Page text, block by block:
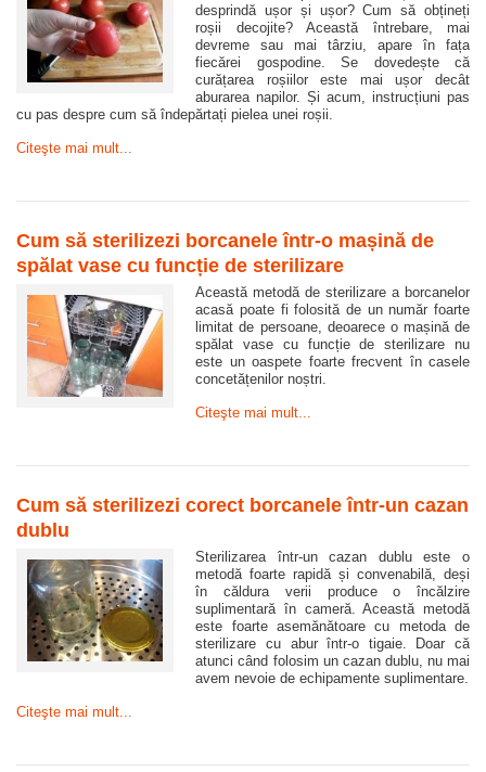
desprindă ușor și ușor? Cum să obțineți
roșii decojite? Această întrebare, mai
devreme sau mai târziu, apare în fața
fiecărei gospodine. Se dovedește că
curățarea roșiilor este mai ușor decât
aburarea napilor. Și acum, instrucțiuni pas
cu pas despre cum să îndepărtați pielea unei roșii.
Citeşte mai mult...
Cum să sterilizezi borcanele într-o mașină de
spălat vase cu funcție de sterilizare
Această metodă de sterilizare a borcanelor
acasă poate fi folosită de un număr foarte
limitat de persoane, deoarece o mașină de
spălat vase cu funcție de sterilizare nu
este un oaspete foarte frecvent în casele
concetățenilor noștri.
Citeşte mai mult...
Cum să sterilizezi corect borcanele într-un cazan
dublu
Sterilizarea într-un cazan dublu este o
metodă foarte rapidă și convenabilă, deși
în căldura verii produce o încălzire
suplimentară în cameră. Această metodă
este foarte asemănătoare cu metoda de
sterilizare cu abur într-o tigaie. Doar că
atunci când folosim un cazan dublu, nu mai
avem nevoie de echipamente suplimentare.
Citeşte mai mult...